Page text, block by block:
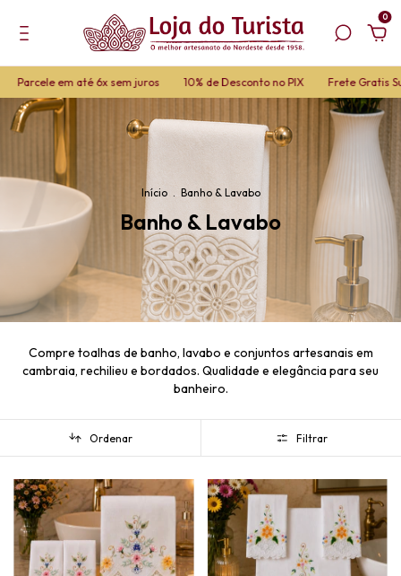
0
até 6x sem juros 10% de Desconto no PIX Frete Gratis Sul, Sudeste
Início Banho & Lavabo
Banho & Lavabo
Compre toalhas de banho, lavabo e conjuntos artesanais em
cambraia, rechilieu e bordados. Qualidade e elegância para seu
banheiro.
Ordenar Filtrar